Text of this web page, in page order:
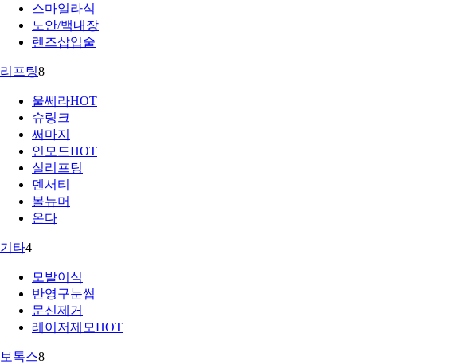
스마일라식
노안/백내장
렌즈삽입술
리프팅8
울쎄라HOT
슈링크
써마지
인모드HOT
실리프팅
덴서티
볼뉴머
온다
기타4
모발이식
반영구눈썹
문신제거
레이저제모HOT
보톡스8